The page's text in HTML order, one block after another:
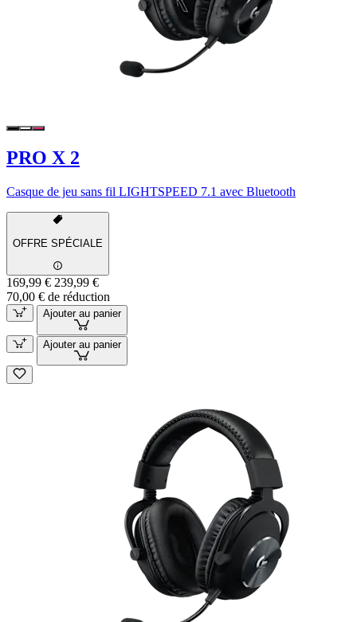
PRO X 2
Casque de jeu sans fil LIGHTSPEED 7.1 avec Bluetooth
OFFRE SPÉCIALE
169,99 € 239,99 €
70,00 € de réduction
Ajouter au panier
Ajouter au panier